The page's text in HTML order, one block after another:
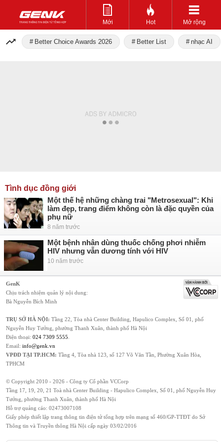
Mới Hot Mở rộng
Better Choice Awards 2026 Better List nhạc AI
Tình dục đồng giới
Một thế hệ những chàng trai "Metrosexual": Khi
làm đẹp, trang điểm không còn là đặc quyền của
phụ nữ
8 năm trước
Một bệnh nhân dùng thuốc chống phơi nhiễm
HIV nhưng vẫn dương tính với HIV
10 năm trước
GenK
Chịu trách nhiệm quản lý nội dung:
Bà Nguyễn Bích Minh
TRỤ SỞ HÀ NỘI: Tầng 22, Tòa nhà Center Building, Hapulico Complex, Số 01, phố
Nguyễn Huy Tưởng, phường Thanh Xuân, thành phố Hà Nội
Điện thoại: 024 7309 5555
Email: info@genk.vn
VPĐD TẠI TP.HCM: Tầng 4, Tòa nhà 123, số 127 Võ Văn Tần, Phường Xuân Hòa,
TPHCM
© Copyright 2010 - 2026 - Công ty Cổ phần VCCorp
Tầng 17, 19, 20, 21 Toà nhà Center Building - Hapulico Complex, Số 01, phố Nguyễn Huy
Tưởng, phường Thanh Xuân, thành phố Hà Nội
Hỗ trợ quảng cáo: 02473007108
Giấy phép thiết lập trang thông tin điện tử tổng hợp trên mạng số 460/GP-TTĐT do Sở
Thông tin và Truyền thông Hà Nội cấp ngày 03/02/2016